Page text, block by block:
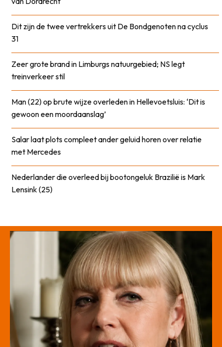
Dit zijn de twee vertrekkers uit De Bondgenoten na cyclus
31
Zeer grote brand in Limburgs natuurgebied; NS legt
treinverkeer stil
Man (22) op brute wijze overleden in Hellevoetsluis: ‘Dit is
gewoon een moordaanslag’
Salar laat plots compleet ander geluid horen over relatie
met Mercedes
Nederlander die overleed bij bootongeluk Brazilië is Mark
Lensink (25)